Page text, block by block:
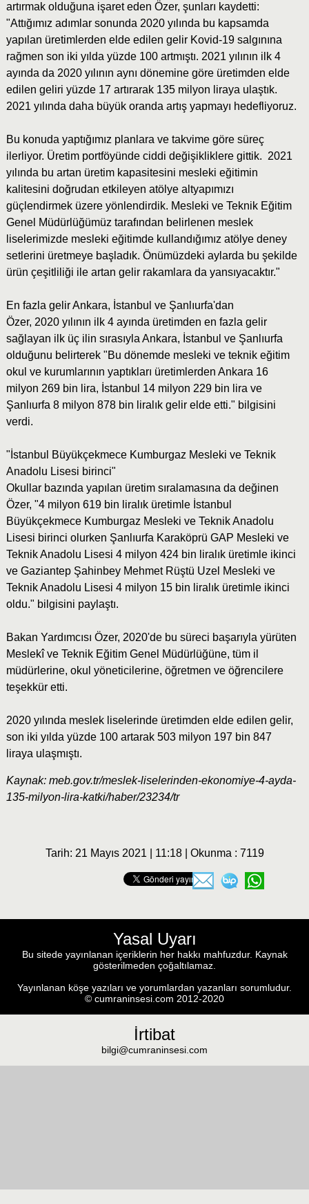
artırmak olduğuna işaret eden Özer, şunları kaydetti:
"Attığımız adımlar sonunda 2020 yılında bu kapsamda
yapılan üretimlerden elde edilen gelir Kovid-19 salgınına
rağmen son iki yılda yüzde 100 artmıştı. 2021 yılının ilk 4
ayında da 2020 yılının aynı dönemine göre üretimden elde
edilen geliri yüzde 17 artırarak 135 milyon liraya ulaştık.
2021 yılında daha büyük oranda artış yapmayı hedefliyoruz.
Bu konuda yaptığımız planlara ve takvime göre süreç
ilerliyor. Üretim portföyünde ciddi değişikliklere gittik. 2021
yılında bu artan üretim kapasitesini mesleki eğitimin
kalitesini doğrudan etkileyen atölye altyapımızı
güçlendirmek üzere yönlendirdik. Mesleki ve Teknik Eğitim
Genel Müdürlüğümüz tarafından belirlenen meslek
liselerimizde mesleki eğitimde kullandığımız atölye deney
setlerini üretmeye başladık. Önümüzdeki aylarda bu şekilde
ürün çeşitliliği ile artan gelir rakamlara da yansıyacaktır."
En fazla gelir Ankara, İstanbul ve Şanlıurfa'dan
Özer, 2020 yılının ilk 4 ayında üretimden en fazla gelir
sağlayan ilk üç ilin sırasıyla Ankara, İstanbul ve Şanlıurfa
olduğunu belirterek "Bu dönemde mesleki ve teknik eğitim
okul ve kurumlarının yaptıkları üretimlerden Ankara 16
milyon 269 bin lira, İstanbul 14 milyon 229 bin lira ve
Şanlıurfa 8 milyon 878 bin liralık gelir elde etti." bilgisini
verdi.
"İstanbul Büyükçekmece Kumburgaz Mesleki ve Teknik
Anadolu Lisesi birinci"
Okullar bazında yapılan üretim sıralamasına da değinen
Özer, "4 milyon 619 bin liralık üretimle İstanbul
Büyükçekmece Kumburgaz Mesleki ve Teknik Anadolu
Lisesi birinci olurken Şanlıurfa Karaköprü GAP Mesleki ve
Teknik Anadolu Lisesi 4 milyon 424 bin liralık üretimle ikinci
ve Gaziantep Şahinbey Mehmet Rüştü Uzel Mesleki ve
Teknik Anadolu Lisesi 4 milyon 15 bin liralık üretimle ikinci
oldu." bilgisini paylaştı.
Bakan Yardımcısı Özer, 2020'de bu süreci başarıyla yürüten
Meslekî ve Teknik Eğitim Genel Müdürlüğüne, tüm il
müdürlerine, okul yöneticilerine, öğretmen ve öğrencilere
teşekkür etti.
2020 yılında meslek liselerinde üretimden elde edilen gelir,
son iki yılda yüzde 100 artarak 503 milyon 197 bin 847
liraya ulaşmıştı.
Kaynak: meb.gov.tr/meslek-liselerinden-ekonomiye-4-ayda-
135-milyon-lira-katki/haber/23234/tr
Tarih: 21 Mayıs 2021 | 11:18 | Okunma : 7119
Yasal Uyarı
Bu sitede yayınlanan içeriklerin her hakkı mahfuzdur. Kaynak
gösterilmeden çoğaltılamaz.
Yayınlanan köşe yazıları ve yorumlardan yazanları sorumludur.
© cumraninsesi.com 2012-2020
İrtibat
bilgi@cumraninsesi.com